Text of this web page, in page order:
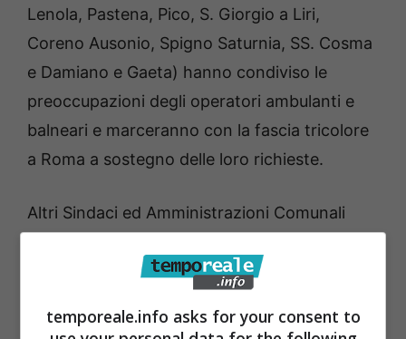
Lenola, Pastena, Pico, S. Giorgio a Liri,
Coreno Ausonio, Spigno Saturnia, SS. Cosma
e Damiano e Gaeta) hanno condiviso le
preoccupazioni degli operatori ambulanti e
balneari e marceranno con la fascia tricolore
a Roma a sostegno delle loro richieste.
Altri Sindaci ed Amministrazioni Comunali
decideranno la loro adesione entro mercoledì
temporeale.info asks for your consent to